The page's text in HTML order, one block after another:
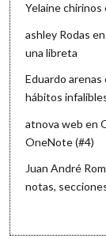
Yelaine chirinos
ashley Rodas
una libreta
Eduardo arenas
hábitos
atnova web en
OneNote (#4)
Juan André
notas,